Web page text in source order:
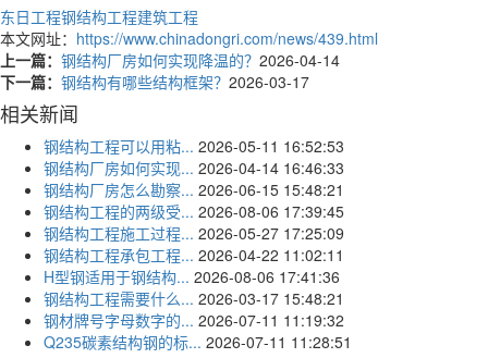
东日工程钢结构工程建筑工程
本文网址： https://www.chinadongri.com/news/439.html
上一篇： 钢结构厂房如何实现降温的？ 2026-04-14
下一篇： 钢结构有哪些结构框架？ 2026-03-17
相关新闻
钢结构工程可以用粘... 2026-05-11 16:52:53
钢结构厂房如何实现... 2026-04-14 16:46:33
钢结构厂房怎么勘察... 2026-06-15 15:48:21
钢结构工程的两级受... 2026-08-06 17:39:45
钢结构工程施工过程... 2026-05-27 17:25:09
钢结构工程承包工程... 2026-04-22 11:02:11
H型钢适用于钢结构... 2026-08-06 17:41:36
钢结构工程需要什么... 2026-03-17 15:48:21
钢材牌号字母数字的... 2026-07-11 11:19:32
Q235碳素结构钢的标... 2026-07-11 11:28:51